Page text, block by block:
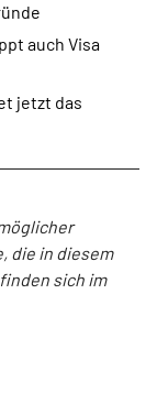
auch Visa
jetzt das
die in diesem
sich im